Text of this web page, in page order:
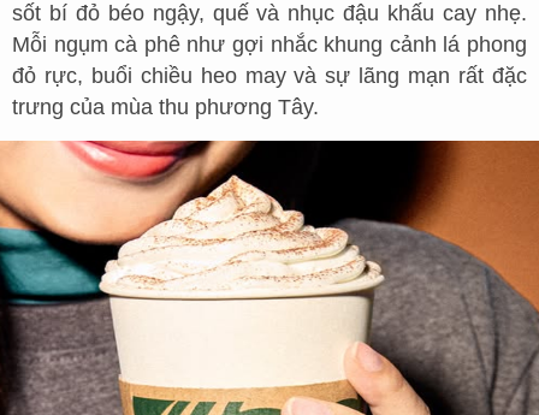
sốt bí đỏ béo ngậy, quế và nhục đậu khấu cay nhẹ.
Mỗi ngụm cà phê như gợi nhắc khung cảnh lá phong
đỏ rực, buổi chiều heo may và sự lãng mạn rất đặc
trưng của mùa thu phương Tây.